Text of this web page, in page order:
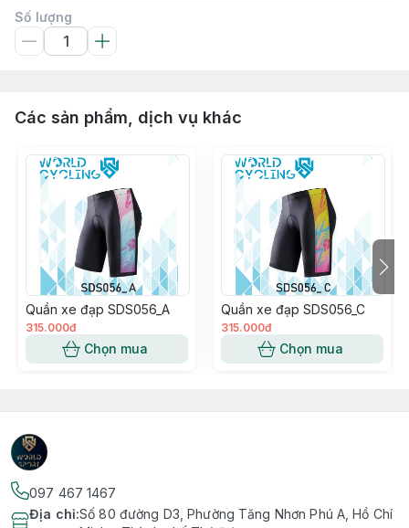
Số lượng
Các sản phẩm, dịch vụ khác
Quần xe đạp SDS056_A
315.000đ
Chọn mua
Quần xe đạp SDS056_C
315.000đ
Chọn mua
097 467 1467
Địa chỉ:Số 80 đường D3, Phường Tăng Nhơn Phú A, Hồ Chí